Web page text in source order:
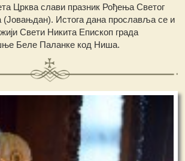
Црква слави празник Рођења Светог
(Јовањдан). Истога дана прославља се и
Свети Никита Епископ града
Беле Паланке код Ниша.